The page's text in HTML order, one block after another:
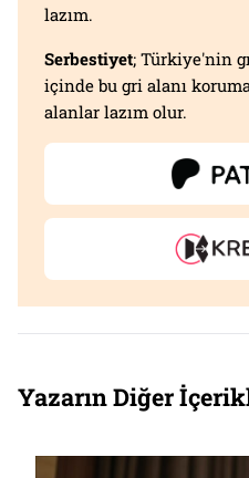
lazım.
Serbestiyet; Türkiye'nin
içinde bu gri alanı
alanlar lazım olur.
Yazarın Diğer